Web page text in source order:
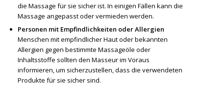
die Massage für sie sicher ist. In einigen Fällen kann die
Massage angepasst oder vermieden werden.
Personen mit Empfindlichkeiten oder Allergien
Menschen mit empfindlicher Haut oder bekannten
Allergien gegen bestimmte Massageöle oder
Inhaltsstoffe sollten den Masseur im Voraus
informieren, um sicherzustellen, dass die verwendeten
Produkte für sie sicher sind.